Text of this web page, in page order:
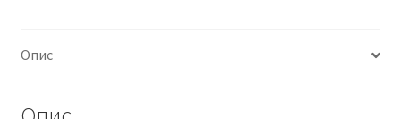
Опис